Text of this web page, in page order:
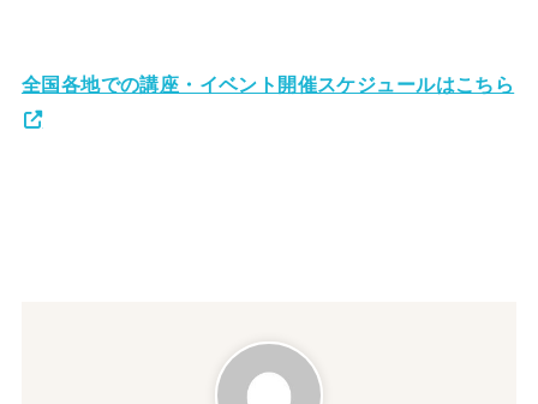
全国各地での講座・イベント開催スケジュールはこちら